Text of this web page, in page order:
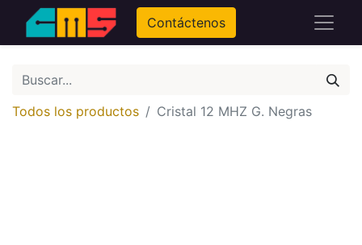
Contáctenos
Todos los productos Cristal 12 MHZ G. Negras